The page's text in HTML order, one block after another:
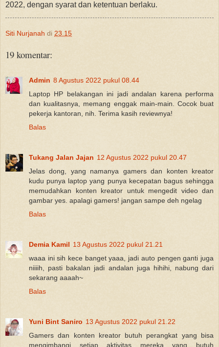
2022, dengan syarat dan ketentuan berlaku.
Siti Nurjanah di 23.15
19 komentar:
Admin 8 Agustus 2022 pukul 08.44
Laptop HP belakangan ini jadi andalan karena performa
dan kualitasnya, memang enggak main-main. Cocok buat
pekerja kantoran, nih. Terima kasih reviewnya!
Balas
Tukang Jalan Jajan 12 Agustus 2022 pukul 20.47
Jelas dong, yang namanya gamers dan konten kreator
kudu punya laptop yang punya kecepatan bagus sehingga
memudahkan konten kreator untuk mengedit video dan
gambar yes. apalagi gamers! jangan sampe deh ngelag
Balas
Demia Kamil 13 Agustus 2022 pukul 21.21
waaa ini sih kece banget yaaa, jadi auto pengen ganti juga
niiiih, pasti bakalan jadi andalan juga hihihi, nabung dari
sekarang aaaah~
Balas
Yuni Bint Saniro 13 Agustus 2022 pukul 21.22
Gamers dan konten kreator butuh perangkat yang bisa
mengimbangi setiap aktivitas mereka yang butuh